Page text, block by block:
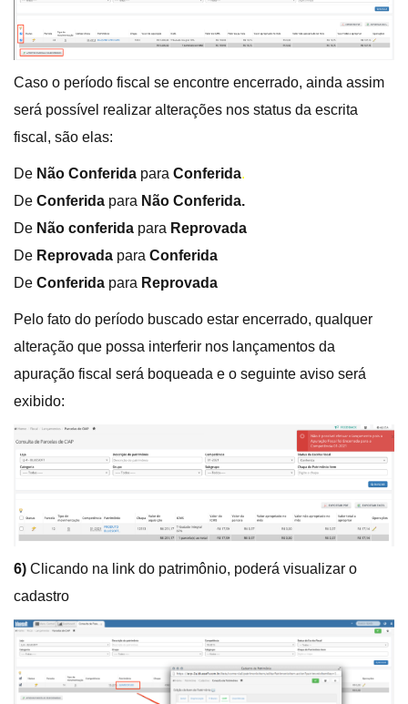
Caso o período fiscal se encontre encerrado, ainda assim
será possível realizar alterações nos status da escrita
fiscal, são elas:
De Não Conferida para Conferida.
De Conferida para Não Conferida.
De Não conferida para Reprovada
De Reprovada para Conferida
De Conferida para Reprovada
Pelo fato do período buscado estar encerrado, qualquer
alteração que possa interferir nos lançamentos da
apuração fiscal será boqueada e o seguinte aviso será
exibido:
6) Clicando na link do patrimônio, poderá visualizar o
cadastro